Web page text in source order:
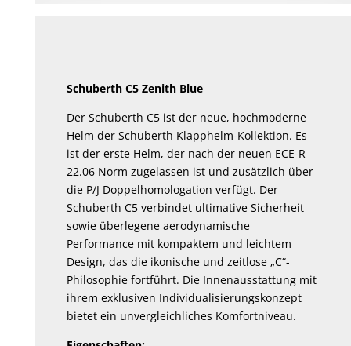
Schuberth C5 Zenith Blue
Der Schuberth C5 ist der neue, hochmoderne
Helm der Schuberth Klapphelm-Kollektion. Es
ist der erste Helm, der nach der neuen ECE-R
22.06 Norm zugelassen ist und zusätzlich über
die P/J Doppelhomologation verfügt. Der
Schuberth C5 verbindet ultimative Sicherheit
sowie überlegene aerodynamische
Performance mit kompaktem und leichtem
Design, das die ikonische und zeitlose „C“-
Philosophie fortführt. Die Innenausstattung mit
ihrem exklusiven Individualisierungskonzept
bietet ein unvergleichliches Komfortniveau.